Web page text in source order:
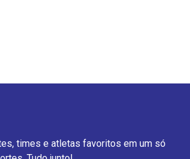
times e atletas favoritos em um só